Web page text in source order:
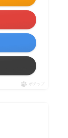
ポチップ